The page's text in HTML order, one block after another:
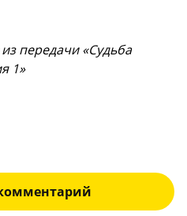
передачи «Судьба
1»